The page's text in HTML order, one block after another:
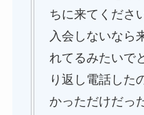
ちに来てくださ
入会しないなら
れてるみたいで
り返し電話した
かっただけだっ